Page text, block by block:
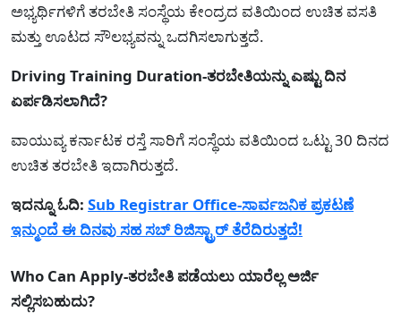
ಅಭ್ಯರ್ಥಿಗಳಿಗೆ ತರಬೇತಿ ಸಂಸ್ಥೆಯ ಕೇಂದ್ರದ ವತಿಯಿಂದ ಉಚಿತ ವಸತಿ
ಮತ್ತು ಊಟದ ಸೌಲಭ್ಯವನ್ನು ಒದಗಿಸಲಾಗುತ್ತದೆ.
Driving Training Duration-ತರಬೇತಿಯನ್ನು ಎಷ್ಟು ದಿನ
ಏರ್ಪಡಿಸಲಾಗಿದೆ?
ವಾಯುವ್ಯ ಕರ್ನಾಟಕ ರಸ್ತೆ ಸಾರಿಗೆ ಸಂಸ್ಥೆಯ ವತಿಯಿಂದ ಒಟ್ಟು 30 ದಿನದ
ಉಚಿತ ತರಬೇತಿ ಇದಾಗಿರುತ್ತದೆ.
ಇದನ್ನೂ ಓದಿ: Sub Registrar Office-ಸಾರ್ವಜನಿಕ ಪ್ರಕಟಣೆ
ಇನ್ಮುಂದೆ ಈ ದಿನವು ಸಹ ಸಬ್ ರಿಜಿಸ್ಟ್ರಾರ್ ತೆರೆದಿರುತ್ತದೆ!
Who Can Apply-ತರಬೇತಿ ಪಡೆಯಲು ಯಾರೆಲ್ಲ ಅರ್ಜಿ
ಸಲ್ಲಿಸಬಹುದು?